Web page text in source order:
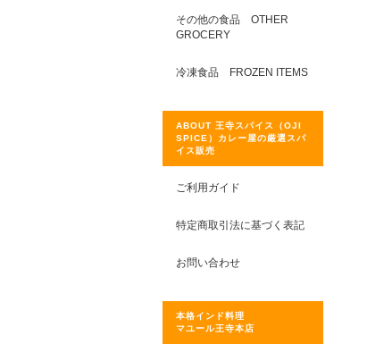
その他の食品 OTHER
GROCERY
冷凍食品 FROZEN ITEMS
ABOUT 王寺スパイス（OJI
SPICE）カレー屋の厳選スパ
イス販売
ご利用ガイド
特定商取引法に基づく表記
お問い合わせ
本格インド料理
マユール王寺本店